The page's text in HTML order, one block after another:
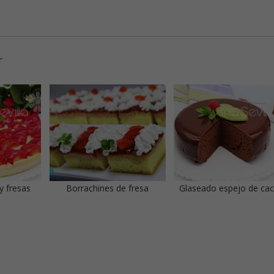
fresas Borrachines de fresa Glaseado espejo de